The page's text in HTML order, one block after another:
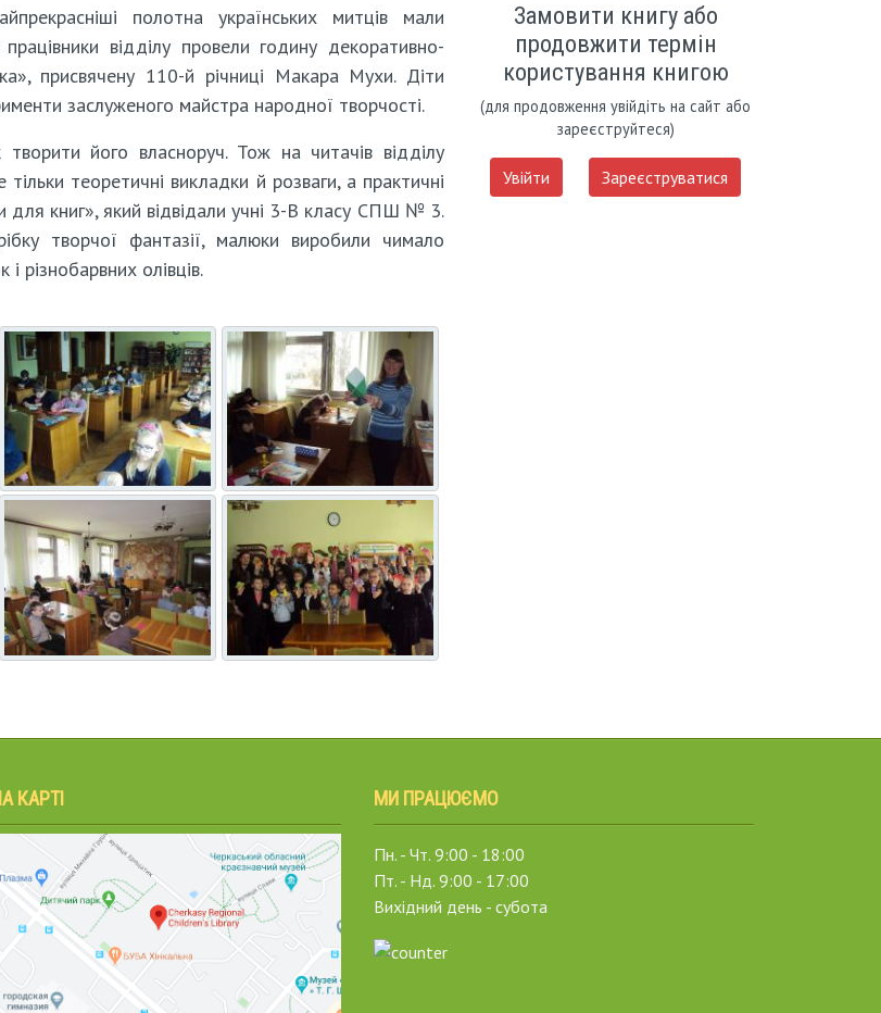
полотна українських митців мали
відділу провели годину декоративно-
присвячену 110-й річниці Макара Мухи. Діти
заслуженого майстра народної творчості.
його власноруч. Тож на читачів відділу
теоретичні викладки й розваги, а практичні
для книг», який відвідали учні 3-В класу СПШ № 3.
творчої фантазії, малюки виробили чимало
різнобарвних олівців.
Замовити книгу або
продовжити термін
користування книгою
(для продовження увійдіть на сайт або
зареєструйтеся)
Увійти Зареєструватися
КАРТІ МИ ПРАЦЮЄМО
Пн. - Чт. 9:00 - 18:00
Пт. - Нд. 9:00 - 17:00
Вихідний день - субота